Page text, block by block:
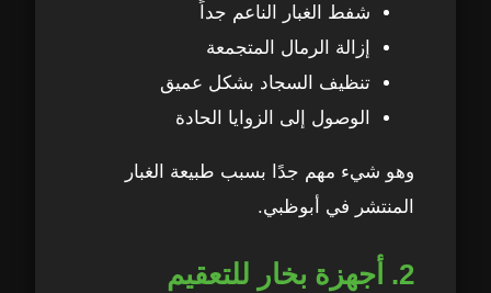
شفط الغبار الناعم جداً
إزالة الرمال المتجمعة
تنظيف السجاد بشكل عميق
الوصول إلى الزوايا الحادة
وهو شيء مهم جدًا بسبب طبيعة الغبار
المنتشر في أبوظبي.
2. أجهزة بخار للتعقيم